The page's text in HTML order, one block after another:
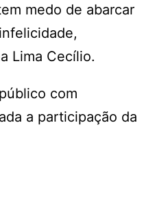
medo de abarcar
Lima Cecílio.
com
a participação da